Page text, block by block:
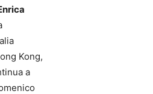
Kong,
a